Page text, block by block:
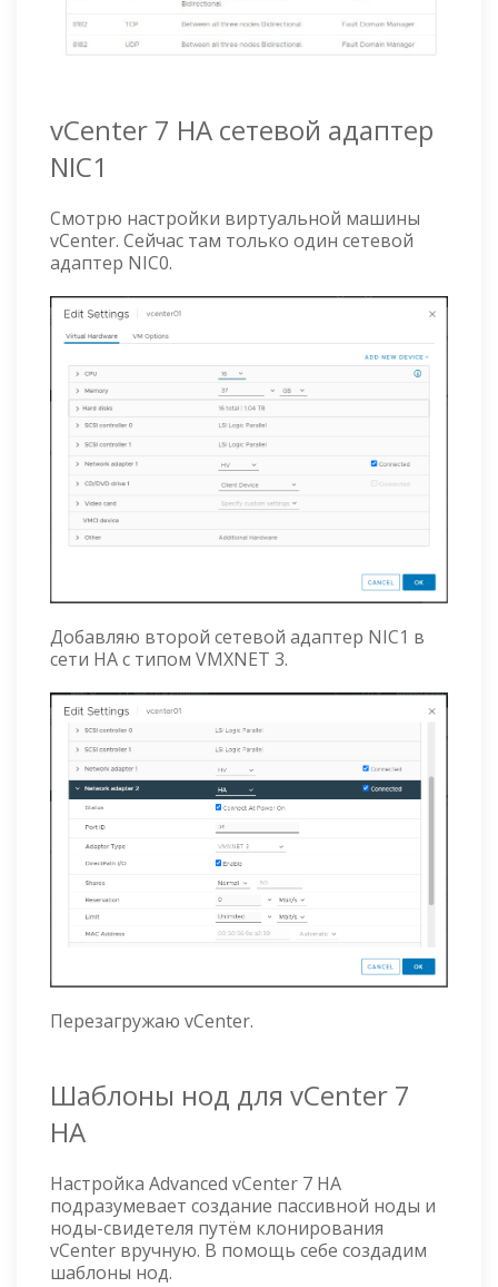
vCenter 7 HA сетевой адаптер
NIC1
Смотрю настройки виртуальной машины
vCenter. Сейчас там только один сетевой
адаптер NIC0.
Добавляю второй сетевой адаптер NIC1 в
сети HA с типом VMXNET 3.
Перезагружаю vCenter.
Шаблоны нод для vCenter 7
HA
Настройка Advanced vCenter 7 HA
подразумевает создание пассивной ноды и
ноды-свидетеля путём клонирования
vCenter вручную. В помощь себе создадим
шаблоны нод.